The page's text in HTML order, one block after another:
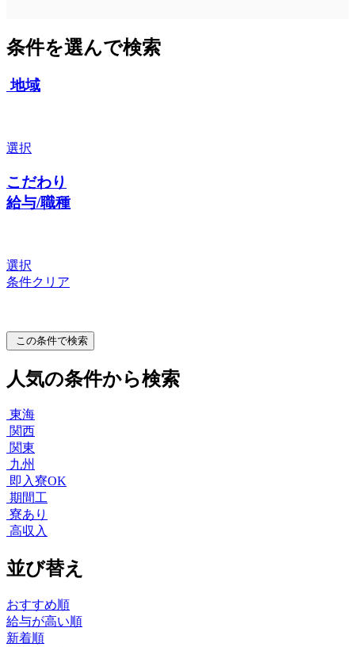
条件を選んで検索
地域
選択
こだわり
給与/職種
選択
条件クリア
この条件で検索
人気の条件から検索
東海
関西
関東
九州
即入寮OK
期間工
寮あり
高収入
並び替え
おすすめ順
給与が高い順
新着順